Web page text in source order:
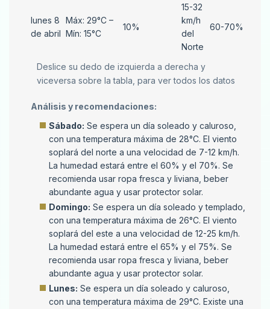
lunes 8
de abril
Máx: 29°C –
Mín: 15°C
10%
15-32
km/h
del
Norte
60-70%
Deslice su dedo de izquierda a derecha y
viceversa sobre la tabla, para ver todos los datos
Análisis y recomendaciones:
Sábado: Se espera un día soleado y caluroso,
con una temperatura máxima de 28°C. El viento
soplará del norte a una velocidad de 7-12 km/h.
La humedad estará entre el 60% y el 70%. Se
recomienda usar ropa fresca y liviana, beber
abundante agua y usar protector solar.
Domingo: Se espera un día soleado y templado,
con una temperatura máxima de 26°C. El viento
soplará del este a una velocidad de 12-25 km/h.
La humedad estará entre el 65% y el 75%. Se
recomienda usar ropa fresca y liviana, beber
abundante agua y usar protector solar.
Lunes: Se espera un día soleado y caluroso,
con una temperatura máxima de 29°C. Existe una